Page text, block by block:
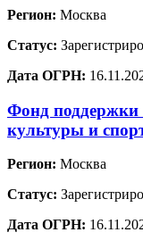
Регион: Москва
Статус:
Дата ОГРН:
Фонд поддержки
культуры и
Регион: Москва
Статус:
Дата ОГРН: